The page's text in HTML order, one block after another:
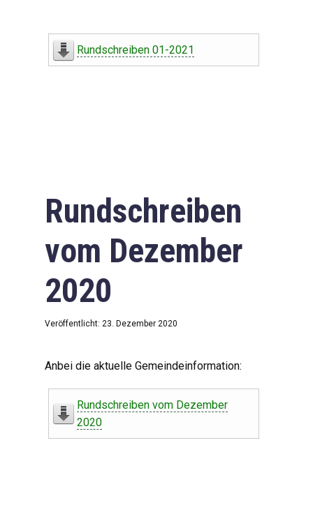
Rundschreiben 01-2021
Rundschreiben
vom Dezember
2020
Veröffentlicht: 23. Dezember 2020
Anbei die aktuelle Gemeindeinformation:
Rundschreiben vom Dezember
2020